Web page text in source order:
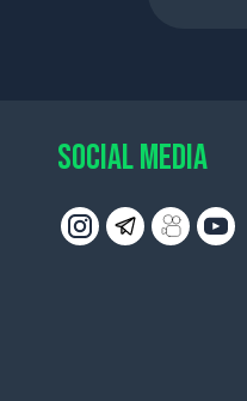
SOCIAL MEDIA